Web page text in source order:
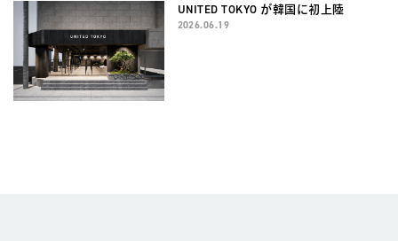
UNITED TOKYO が韓国に初上陸
2026.06.19